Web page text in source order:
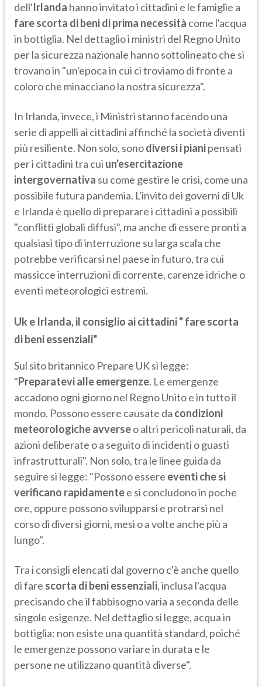
dell'Irlanda hanno invitato i cittadini e le famiglie a
fare scorta di beni di prima necessità come l'acqua
in bottiglia. Nel dettaglio i ministri del Regno Unito
per la sicurezza nazionale hanno sottolineato che si
trovano in "un'epoca in cui ci troviamo di fronte a
coloro che minacciano la nostra sicurezza".
In Irlanda, invece, i Ministri stanno facendo una
serie di appelli ai cittadini affinché la società diventi
più resiliente. Non solo, sonodiversi i pianipensati
per i cittadini tra cui un'esercitazione
intergovernativa su come gestire le crisi, come una
possibile futura pandemia. L'invito dei governi di Uk
e Irlanda è quello di preparare i cittadini a possibili
"conflitti globali diffusi", ma anche di essere pronti a
qualsiasi tipo di interruzione su larga scala che
potrebbe verificarsi nel paese in futuro, tra cui
massicce interruzioni di corrente, carenze idriche o
eventi meteorologici estremi.
Uk e Irlanda, il consiglio ai cittadini " fare scorta
di beni essenziali"
Sul sito britannico Prepare UK si legge:
"Preparatevi alle emergenze. Le emergenze
accadono ogni giorno nel Regno Unito e in tutto il
mondo. Possono essere causate da condizioni
meteorologiche avverseo altri pericoli naturali, da
azioni deliberate o a seguito di incidenti o guasti
infrastrutturali". Non solo, tra le linee guida da
seguire si legge: "Possono essere eventi che si
verificano rapidamentee si concludono in poche
ore, oppure possono svilupparsi e protrarsi nel
corso di diversi giorni, mesi o a volte anche più a
lungo".
Tra i consigli elencati dal governo c'è anche quello
di fare scorta di beni essenziali, inclusa l'acqua
precisando che il fabbisogno varia a seconda delle
singole esigenze. Nel dettaglio si legge, acqua in
bottiglia: non esiste una quantità standard, poiché
le emergenze possono variare in durata e le
persone ne utilizzano quantità diverse".